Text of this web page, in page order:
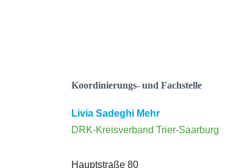
Koordinierungs- und Fachstelle
Livia Sadeghi Mehr
DRK-Kreisverband Trier-Saarburg
Hauptstraße 80